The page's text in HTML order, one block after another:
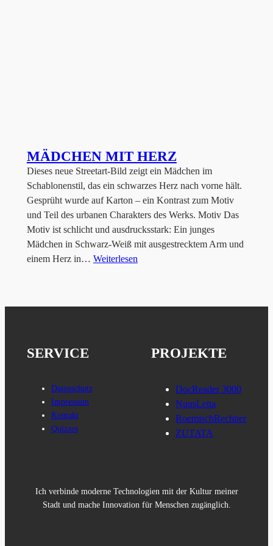
MÄDCHEN MIT HERZ
Dieses neue Streetart-Bild zeigt ein Mädchen im
Schablonenstil, das ein schwarzes Herz nach vorne hält.
Gesprüht wurde auf Karton – ein Kontrast zum Motiv
und Teil des urbanen Charakters des Werks. Motiv Das
Motiv ist schlicht und ausdrucksstark: Ein junges
Mädchen in Schwarz-Weiß mit ausgestrecktem Arm und
einem Herz in… Weiterlesen
SERVICE
Datenschutz
Impressum
Kontakt
Quizzes
PROJEKTE
DocReader 3000
NuusLetta
RoemischRechner
ZUTATA
Ich verbinde moderne Technologien mit der Kultur meiner
Stadt und mache Innovation für Menschen zugänglich.